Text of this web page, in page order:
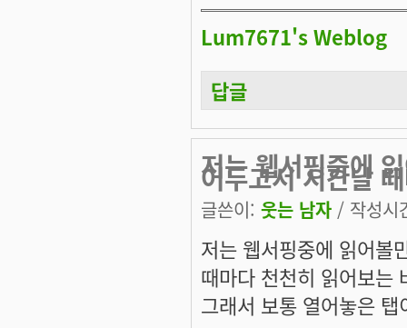
Lum7671's Weblog
답글
저는 웹서핑중에
어두고서 시간날
글쓴이: 웃는 남자 / 작성
저는 웹서핑중에 읽어볼
때마다 천천히 읽어보는
그래서 보통 열어놓은